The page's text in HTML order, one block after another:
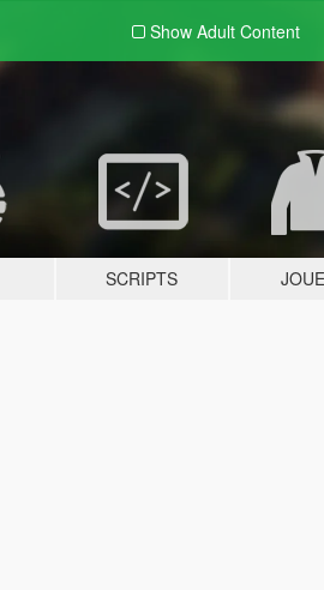
Show Adult Content
SCRIPTS